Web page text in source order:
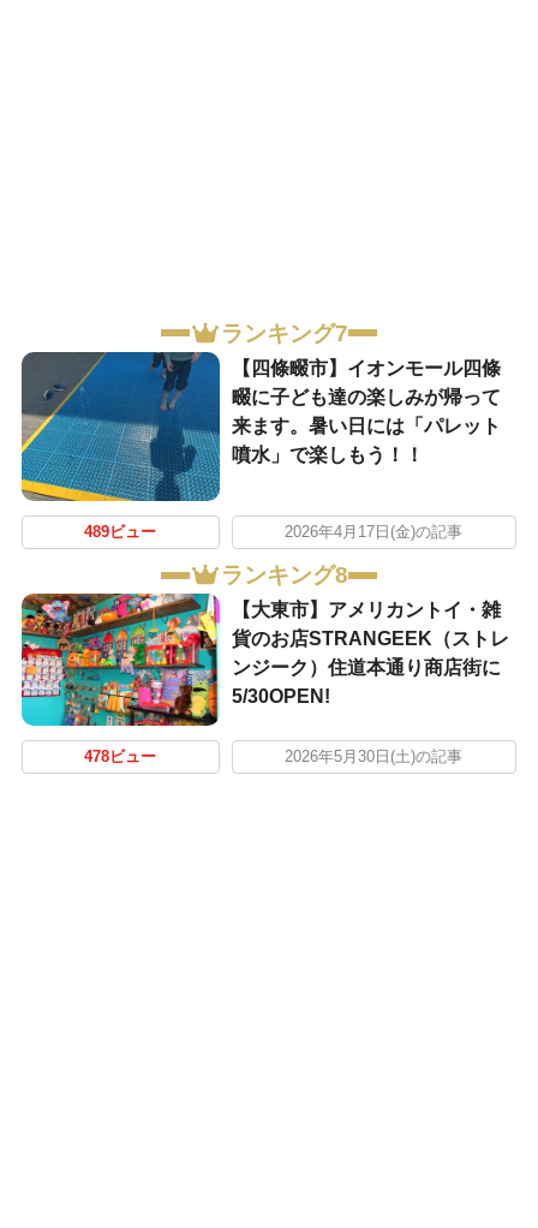
ランキング7
【四條畷市】イオンモール四條
畷に子ども達の楽しみが帰って
来ます。暑い日には「パレット
噴水」で楽しもう！！
489ビュー 2026年4月17日(金)の記事
ランキング8
【大東市】アメリカントイ・雑
貨のお店STRANGEEK（ストレ
ンジーク）住道本通り商店街に
5/30OPEN!
478ビュー 2026年5月30日(土)の記事